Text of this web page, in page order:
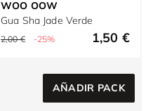
WOO OOW
Gua Sha Jade Verde
2,00 € -25% 1,50 €
AÑADIR PACK